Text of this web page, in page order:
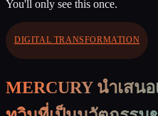
You'll only see this once.
DIGITAL TRANSFORMATION
MERCURY นำเสน